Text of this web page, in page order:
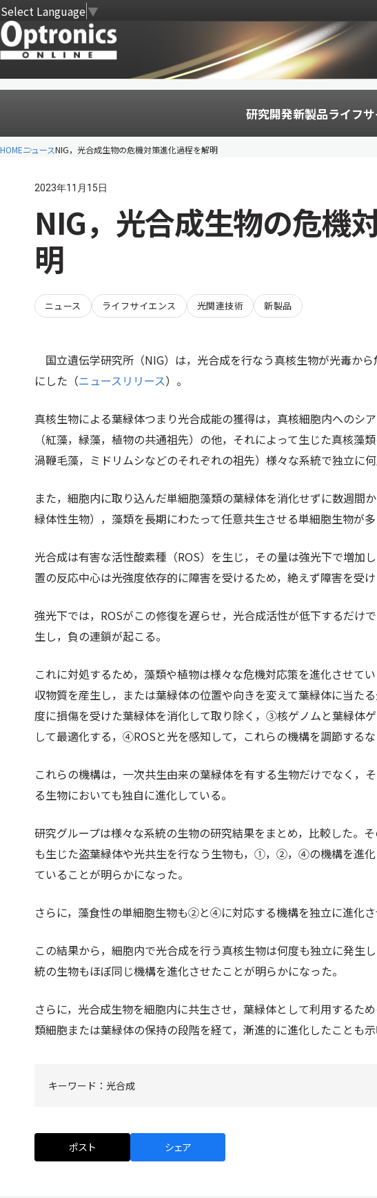
Select Language▼
研究開発新製品ライフ
HOMEニュースNIG，光合成生物の危機対策進化過程を解明
2023年11月15日
NIG，光合成生物の危機
明
ニュース ライフサイエンス 光関連技術 新製品
国立遺伝学研究所（NIG）は，光合成を行なう真核生物が光毒か
にした（ニュースリリース）。
真核生物による葉緑体つまり光合成能の獲得は，真核細胞内へのシ
（紅藻，緑藻，植物の共通祖先）の他，それによって生じた真核藻
渦鞭毛藻，ミドリムシなどのそれぞれの祖先）様々な系統で独立に
また，細胞内に取り込んだ単細胞藻類の葉緑体を消化せずに数週間
緑体性生物），藻類を長期にわたって任意共生させる単細胞生物が
光合成は有害な活性酸素種（ROS）を生じ，その量は強光下で増加
置の反応中心は光強度依存的に障害を受けるため，絶えず障害を受
強光下では，ROSがこの修復を遅らせ，光合成活性が低下するだけ
生し，負の連鎖が起こる。
これに対処するため，藻類や植物は様々な危機対応策を進化させ
収物質を産生し，または葉緑体の位置や向きを変えて葉緑体に当た
度に損傷を受けた葉緑体を消化して取り除く，③核ゲノムと葉緑体
して最適化する，④ROSと光を感知して，これらの機構を調節するな
これらの機構は，一次共生由来の葉緑体を有する生物だけでなく，
る生物においても独自に進化している。
研究グループは様々な系統の生物の研究結果をまとめ，比較した。
も生じた盗葉緑体や光共生を行なう生物も，①，②，④の機構を進
ていることが明らかになった。
さらに，藻食性の単細胞生物も②と④に対応する機構を独立に進化さ
この結果から，細胞内で光合成を行う真核生物は何度も独立に発生
統の生物もほぼ同じ機構を進化させたことが明らかになった。
さらに，光合成生物を細胞内に共生させ，葉緑体として利用するた
類細胞または葉緑体の保持の段階を経て，漸進的に進化したことも示
キーワード： 光合成
ポスト シェア